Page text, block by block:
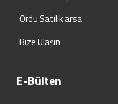
Ordu Satılık arsa
Bize Ulaşın
E-Bülten